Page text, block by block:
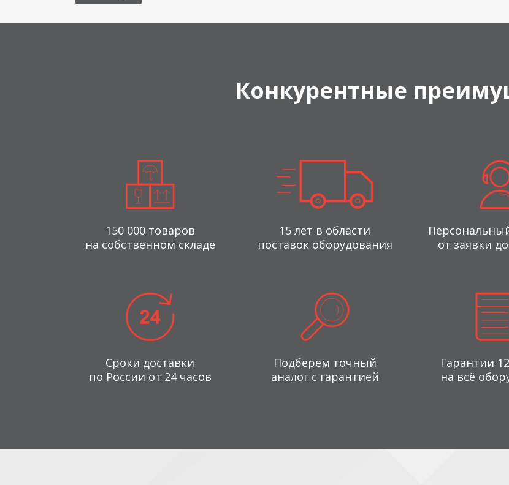
Конкурентные
150 000 товаров
на собственном складе
15 лет в области
поставок оборудования
от заявки
Сроки доставки
по России от 24 часов
Подберем точный
аналог с гарантией
Гарантии
на всё